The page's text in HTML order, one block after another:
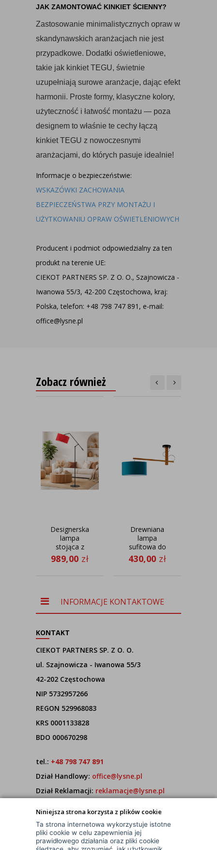
Niniejsza strona korzysta z plików cookie
Ta strona internetowa wykorzystuje istotne
pliki cookie w celu zapewnienia jej
prawidłowego działania oraz pliki cookie
JAK ZAMONTOWAĆ KINKIET ŚCIENNY?
Zastosowanie minimalistycznych opraw w
skandynawskich aranżacjach nie jest
przypadkowe. Dodatki oświetleniowe,
takie jak kinkiet TEGU, świetnie
uzupełniają surowe aranżacje, dając efekt
harmonii. Proste formy, klasyczne kolory,
użyteczność i łatwość montażu — poza
designem to właśnie te cechy łączą
kinkiet TEGU z nowoczesnymi
aranżacjami, do których pasuje idealnie!
Informacje o bezpieczeństwie:
WSKAZÓWKI ZACHOWANIA
BEZPIECZEŃSTWA PRZY MONTAŻU I
UŻYTKOWANIU OPRAW OŚWIETLENIOWYCH
Producent i podmiot odpowiedzialny za ten
produkt na terenie UE:
CIEKOT PARTNERS SP. Z O. O., Szajnowicza -
Iwanowa 55/3, 42-200 Częstochowa, kraj:
Polska, telefon: +48 798 747 891, e-mail:
office@lysne.pl
Zobacz również
Designerska
lampa
stojąca z
czerwonym
abażurem
czytania
989,00 zł
Drewniana
lampa
sufitowa do
pokoju
młodzieżowego
430,00 zł
INFORMACJE KONTAKTOWE
KONTAKT
CIEKOT PARTNERS SP. Z O. O.
ul. Szajnowicza - Iwanowa 55/3
42-202 Częstochowa
NIP 5732957266
REGON 529968083
KRS 0001133828
BDO 000670298
tel.: +48 798 747 891
Dział Handlowy: office@lysne.pl
Dział Reklamacji: reklamacje@lysne.pl
7:00 - 15:00